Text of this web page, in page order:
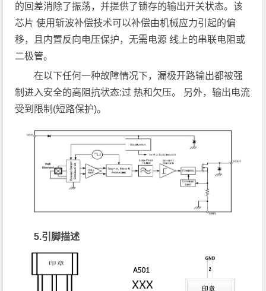
的回差消除了振荡，并提供了锁存的输出开关状态。该
芯片 使用斩波补偿技术可以补偿由机械应力引起的偏
移，且内置反向电压保护，无需电源 线上的串联电阻或
二极管。
在以下任何一种故障情况下，漏极开路输出都被强
制进入安全的高阻抗状态:过 热和欠压。 另外，输出电流
受到限制(短路保护)。
5.引脚描述